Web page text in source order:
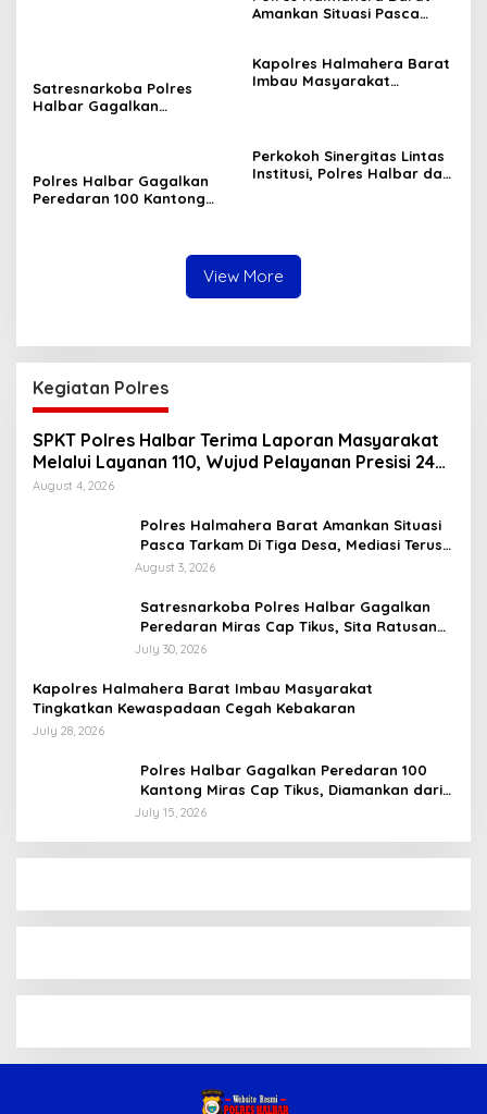
Amankan Situasi Pasca
Satresnarkoba Polres
Halbar Gagalkan
Kapolres Halmahera Barat
Imbau Masyarakat
Polres Halbar Gagalkan
Peredaran 100 Kantong
Perkokoh Sinergitas Lintas
Institusi, Polres Halbar dan
View More
Kegiatan Polres
SPKT Polres Halbar Terima Laporan Masyarakat
Melalui Layanan 110, Wujud Pelayanan Presisi 24
Jam
August 4, 2026
Polres Halmahera Barat Amankan Situasi
Pasca Tarkam Di Tiga Desa, Mediasi Terus
Dilakukan
August 3, 2026
Satresnarkoba Polres Halbar Gagalkan
Peredaran Miras Cap Tikus, Sita Ratusan
Kantong Barang Bukti
July 30, 2026
Kapolres Halmahera Barat Imbau Masyarakat
Tingkatkan Kewaspadaan Cegah Kebakaran
July 28, 2026
Polres Halbar Gagalkan Peredaran 100
Kantong Miras Cap Tikus, Diamankan dari
Perkebunan Desa Tosoa
July 15, 2026